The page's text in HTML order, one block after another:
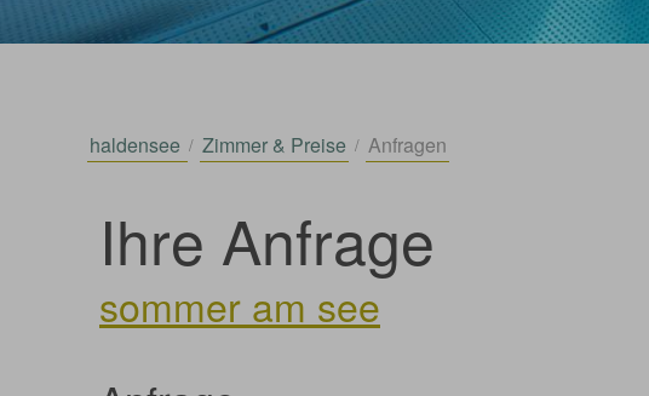
haldensee Zimmer & Preise Anfragen
Ihre Anfrage
sommer am see